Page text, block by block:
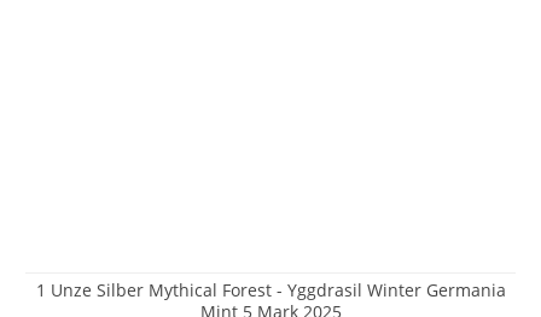
1 Unze Silber Mythical Forest - Yggdrasil Winter Germania
Mint 5 Mark 2025